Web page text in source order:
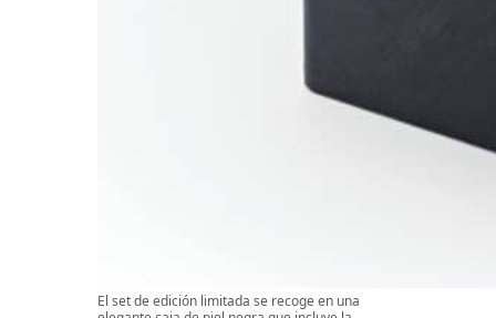
El set de edición limitada se recoge en una